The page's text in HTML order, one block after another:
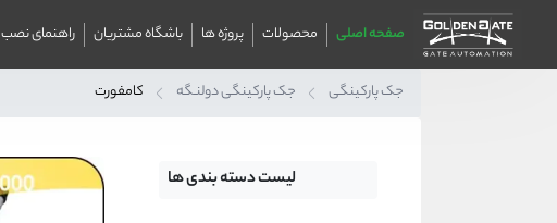
صفحه اصلی محصولات پروژه ها باشگاه مشتریان راهنمای نصب
جک پارکینگی جک پارکینگی دولنـگه کامفورت
لیست دسته بندی ها